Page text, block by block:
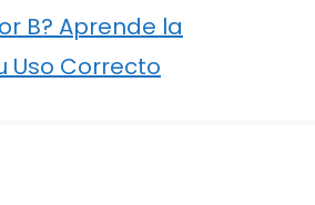
B? Aprende la
Uso Correcto